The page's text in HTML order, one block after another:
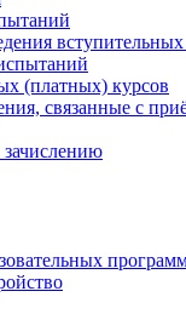
(платных) курсов
связанные с